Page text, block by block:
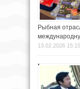
Рыбная
13.02.2026 15:15